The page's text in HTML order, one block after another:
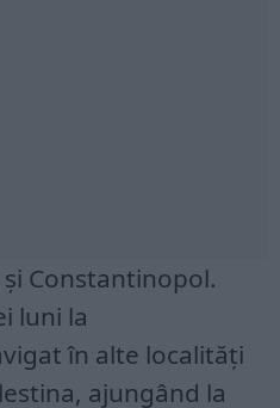
Constantinopol.
luni la
în alte localități
ajungând la